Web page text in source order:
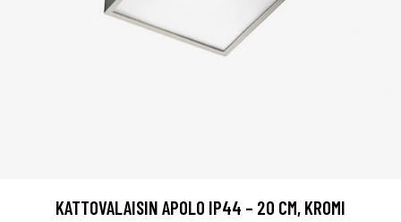
KATTOVALAISIN APOLO IP44 – 20 CM, KROMI